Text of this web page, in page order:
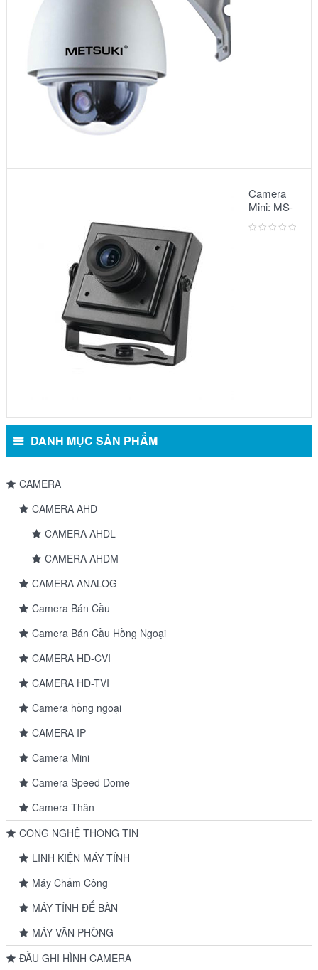
Camera
Mini: MS-
5068
DANH MỤC SẢN PHẨM
CAMERA
CAMERA AHD
CAMERA AHDL
CAMERA AHDM
CAMERA ANALOG
Camera Bán Cầu
Camera Bán Cầu Hồng Ngoại
CAMERA HD-CVI
CAMERA HD-TVI
Camera hồng ngoại
CAMERA IP
Camera Mini
Camera Speed Dome
Camera Thân
CÔNG NGHỆ THÔNG TIN
LINH KIỆN MÁY TÍNH
Máy Chấm Công
MÁY TÍNH ĐỂ BÀN
MÁY VĂN PHÒNG
ĐẦU GHI HÌNH CAMERA